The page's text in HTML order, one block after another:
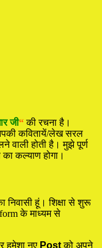
जी“की रचना है।
कवितायें/लेख सरल
वाली होती है। मुझे पूर्ण
कल्याण होगा।
निवासी हूं। शिक्षा से शुरू
के माध्यम से
हमेशा नए Postको अपने